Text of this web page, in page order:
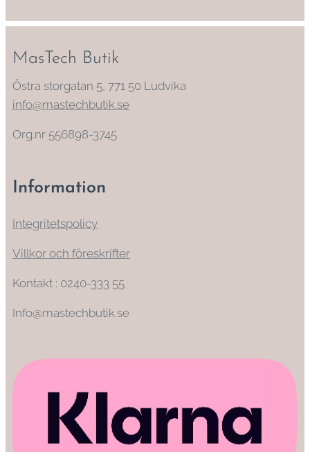
MasTech Butik
Östra storgatan 5, 771 50 Ludvika
info@mastechbutik.se
Org.nr 556898-3745
Information
Integritetspolicy
Villkor och föreskrifter
Kontakt : 0240-333 55
Info@mastechbutik.se